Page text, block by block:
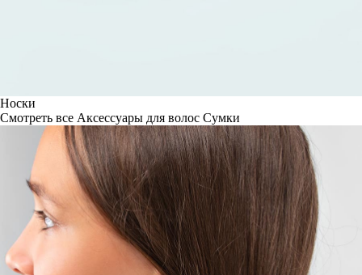
Носки
Смотреть все Аксессуары для волос Сумки